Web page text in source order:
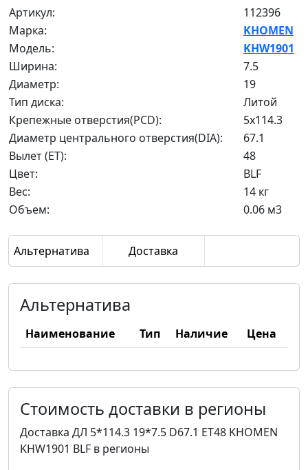
Артикул:
112396
Марка:
KHOMEN
Модель:
KHW1901
Ширина:
7.5
Диаметр:
19
Тип диска:
Литой
Крепежные отверстия(PCD):
5x114.3
Диаметр центрального отверстия(DIA):
67.1
Вылет (ET):
48
Цвет:
BLF
Вес:
14 кг
Объем:
0.06 м3
Альтернатива Доставка
Альтернатива
Наименование Тип Наличие Цена
Стоимость доставки в регионы
Доставка ДЛ 5*114.3 19*7.5 D67.1 ET48 KHOMEN
KHW1901 BLF в регионы